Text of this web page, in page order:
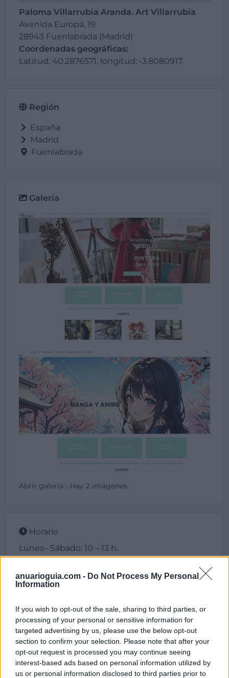
anuarioguia.com - Do Not Process My Personal
Information
If you wish to opt-out of the sale, sharing to third parties, or
processing of your personal or sensitive information for
targeted advertising by us, please use the below opt-out
section to confirm your selection. Please note that after your
opt-out request is processed you may continue seeing
interest-based ads based on personal information utilized by
us or personal information disclosed to third parties prior to
Paloma Villarrubia Aranda. Art Villarrubia
Avenida Europa, 19
28943 Fuenlabrada (Madrid)
Coordenadas geográficas:
Latitud: 40.2876571, longitud: -3.8080917
Región
España
Madrid
Fuenlabrada
Galería
Abrir galería - Hay 2 imágenes
Horario
Lunes– Sábado: 10 – 13 h.
* Lunes – Viernes: 17 – 20 h
Contacto
Dirección
Avenida Europa, 19
28943 Fuenlabrada (Madrid)